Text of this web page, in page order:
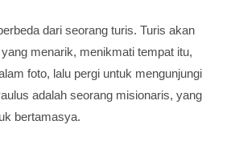
dari seorang turis. Turis akan
menarik, menikmati tempat itu,
foto, lalu pergi untuk mengunjungi
adalah seorang misionaris, yang
bertamasya.